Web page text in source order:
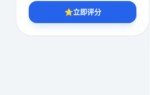
⭐立即评分
* 综合评分为玩家评分结果，速度占比0%，
0%，性价比占比0%，颜值